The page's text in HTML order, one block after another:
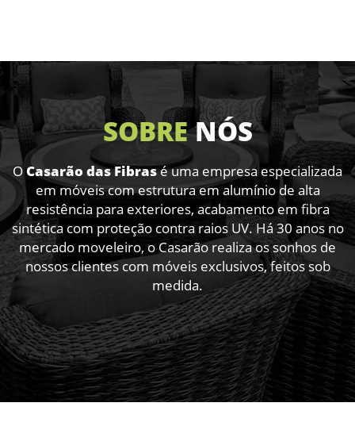
SOBRENÓS
OCasarão das Fibrasé uma empresa especializada
em móveis com estrutura em alumínio de alta
resistência para exteriores, acabamento em fibra
sintética com proteção contra raios UV. Há 30 anos no
mercado moveleiro, o Casarão realiza os sonhos de
nossos clientes com móveis exclusivos, feitos sob
medida.